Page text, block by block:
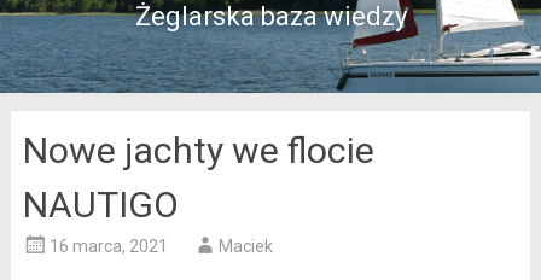
Żeglarska baza wiedzy
Nowe jachty we flocie
NAUTIGO
16 marca, 2021 Maciek